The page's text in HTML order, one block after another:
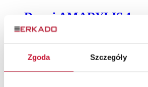
Zgoda Szczegóły
Drzwi AMARYLIS 1